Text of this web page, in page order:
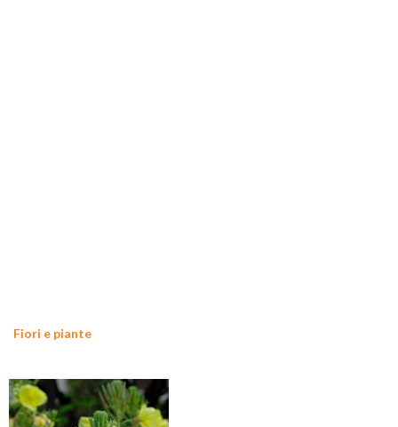
Fiori e piante